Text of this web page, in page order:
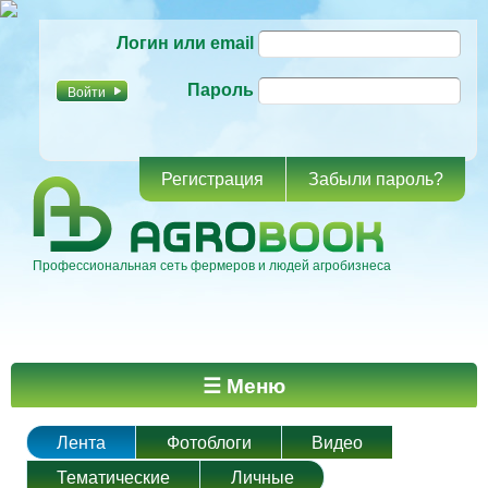
основному
Логин или email
Пароль
Регистрация Забыли пароль?
Профессиональная сеть фермеров и людей агробизнеса
Главное меню ☰ Меню
Лента Фотоблоги
Видео
Тематические
Личные